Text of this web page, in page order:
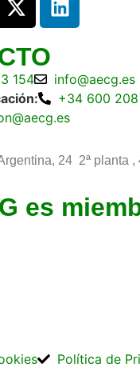
154
info@aecg.es
+34 600
24 2ª planta ,
es
Política de